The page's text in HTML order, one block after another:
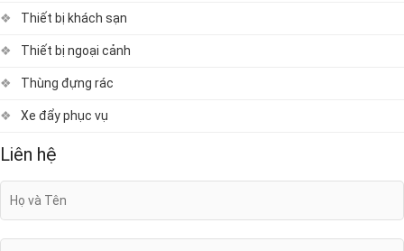
Thiết bị khách sạn
Thiết bị ngoại cảnh
Thùng đựng rác
Xe đẩy phục vụ
Liên hệ